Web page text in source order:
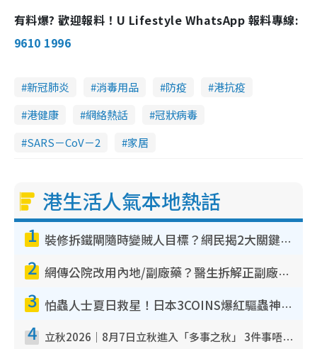
有料爆? 歡迎報料！U Lifestyle WhatsApp 報料專線:
9610 1996
新冠肺炎 消毒用品 防疫
港抗疫
港健康
網絡熱話
冠狀病毒
SARS－CoV－2
家居
港生活人氣本地熱話
1 裝修拆鐵閘隨時變賊人目標？網民揭2大關鍵用途：裝新式等於白裝？附新舊鐵閘分別
2 網傳公院改用內地/副廠藥？醫生拆解正副廠分別 揭4類人換藥隨時出事
3 怕蟲人士夏日救星！日本3COINS爆紅驅蟲神器$45起 1招「全程免觸碰」輕鬆搞定小強
4 立秋2026｜8月7日立秋進入「多事之秋」 3件事唔做得！專家教6招開運 清枱頭／銀包納氣接好運